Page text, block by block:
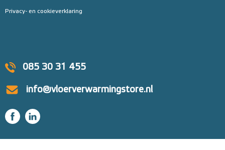
085 30 31 455
info@vloerverwarmingstore.nl
Privacy- en cookieverklaring